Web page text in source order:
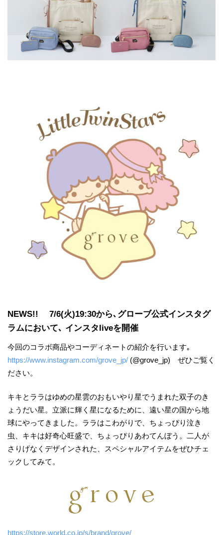
NEWS!! 7/6(火)19:30から､グローブ公式インスタグ
ラムにおいて､ インスタliveを開催
今回のコラボ商品やコーディネートの紹介を行います｡
https://www.instagram.com/grove_jp/ (@grove_jp) ぜひご覧く
ださい。
キキとララはゆめの星雲のおもいやり星でうまれた双子のき
ょうだい星。立派に輝く星になるために、遠い星の国から地
球にやってきました。ララはこわがりで、ちょっぴり泣き
虫、キキは好奇心旺盛で、ちょっぴりあわてんぼう。二人が
さりげなくデザインされた、スペシャルアイテムをぜひチェ
ックしてみて。
https://store.world.co.jp/s/brand/grove/